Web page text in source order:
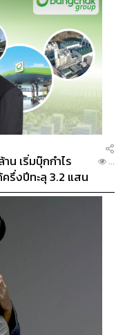
น เริ่มบุ๊กกำไร
รึ่งปีทะลุ 3.2 แสน
...